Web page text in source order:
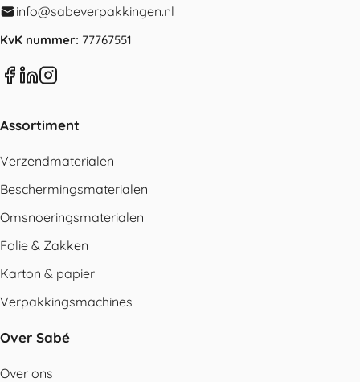
info@sabeverpakkingen.nl
KvK nummer: 77767551
Assortiment
Verzendmaterialen
Beschermingsmaterialen
Omsnoeringsmaterialen
Folie & Zakken
Karton & papier
Verpakkingsmachines
Over Sabé
Over ons